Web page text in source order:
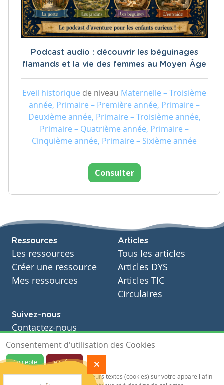
Podcast audio : découvrir les béguinages
flamands et la vie des femmes au Moyen Âge
Eveil historique de niveau Maternelle – Troisième
année, Primaire – Première année, Primaire –
Deuxième année, Primaire – Troisième année,
Primaire – Quatrième année, Primaire –
Cinquième année, Primaire – Sixième année
Consulter
Ressources
Les ressources
Créer une ressource
Mes ressources
Articles
Tous les articles
Articles DYS
Articles TIC
Circulaires
Suivez-nous
Contactez-nous
Soutien scolaire
Notre page Facebook
S'inscrire à notre newsletter
Consentement d'utilisation des Cookies
J'accepte
Je refuse
Notre site sauvegarde des traceurs textes (cookies) sur votre appareil afin